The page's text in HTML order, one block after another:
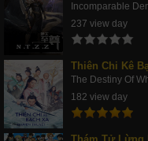
Incomparable
237 view day
Thiên Chi Kê
The Destiny Of
182 view day